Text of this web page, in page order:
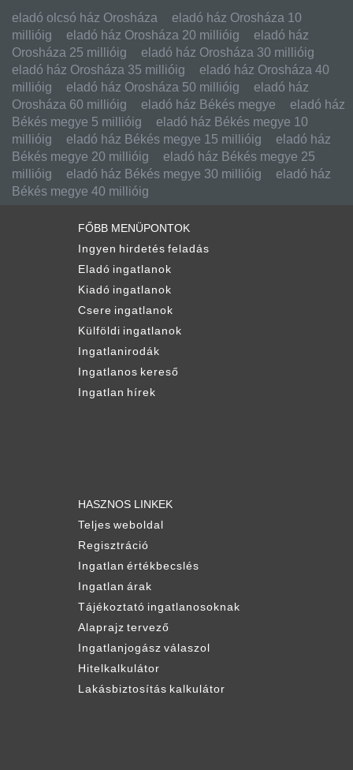
eladó olcsó ház Orosháza
eladó ház Orosháza 10
millióig
eladó ház Orosháza 20 millióig
eladó ház
Orosháza 25 millióig
eladó ház Orosháza 30 millióig
eladó ház Orosháza 35 millióig
eladó ház Orosháza 40
millióig
eladó ház Orosháza 50 millióig
eladó ház
Orosháza 60 millióig
eladó ház Békés megye
eladó ház
Békés megye 5 millióig
eladó ház Békés megye 10
millióig
eladó ház Békés megye 15 millióig
eladó ház
Békés megye 20 millióig
eladó ház Békés megye 25
millióig
eladó ház Békés megye 30 millióig
eladó ház
Békés megye 40 millióig
FŐBB MENÜPONTOK
Ingyen hirdetés feladás
Eladó ingatlanok
Kiadó ingatlanok
Csere ingatlanok
Külföldi ingatlanok
Ingatlanirodák
Ingatlanos kereső
Ingatlan hírek
HASZNOS LINKEK
Teljes weboldal
Regisztráció
Ingatlan értékbecslés
Ingatlan árak
Tájékoztató ingatlanosoknak
Alaprajz tervező
Ingatlanjogász válaszol
Hitelkalkulátor
Lakásbiztosítás kalkulátor